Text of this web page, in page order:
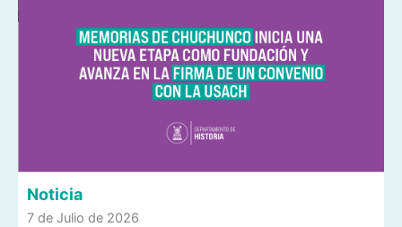
Noticia
7 de Julio de 2026